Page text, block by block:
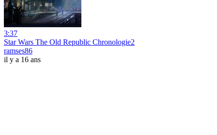
3:37
Star Wars The Old Republic Chronologie2
ramses86
il y a 16 ans